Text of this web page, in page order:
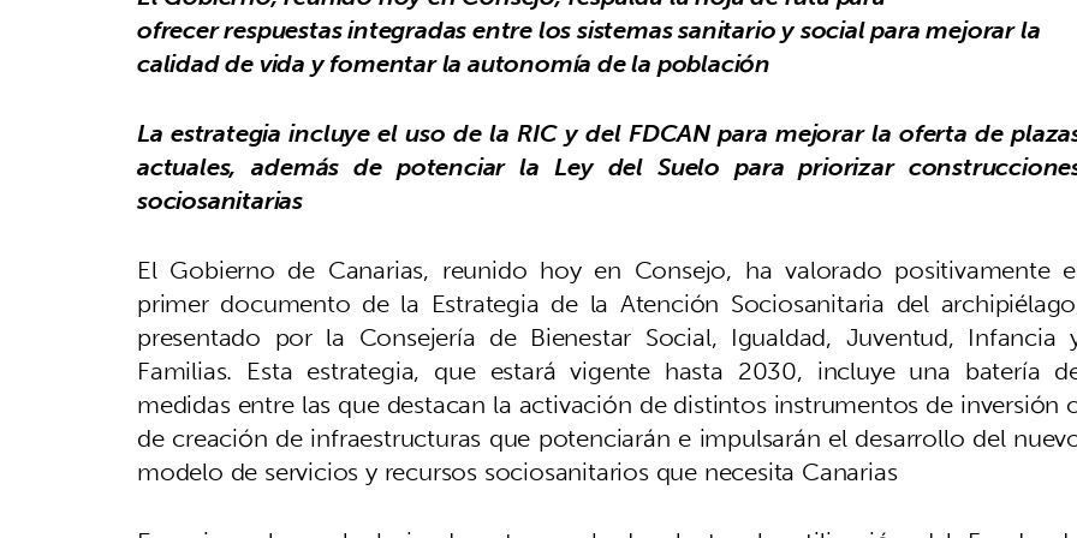
ofrecer respuestas integradas entre los sistemas sanitario y social para mejorar la
calidad de vida y fomentar la autonomía de la población
La estrategia incluye el uso de la RIC y del FDCAN para mejorar la oferta de
actuales, además de potenciar la Ley del Suelo para priorizar
sociosanitarias
El Gobierno de Canarias, reunido hoy en Consejo, ha valorado positivamente
primer documento de la Estrategia de la Atención Sociosanitaria del
presentado por la Consejería de Bienestar Social, Igualdad, Juventud, Infancia
Familias. Esta estrategia, que estará vigente hasta 2030, incluye una batería
medidas entre las que destacan la activación de distintos instrumentos de inversión
de creación de infraestructuras que potenciarán e impulsarán el desarrollo del
modelo de servicios y recursos sociosanitarios que necesita Canarias